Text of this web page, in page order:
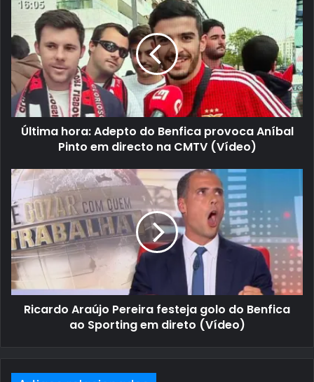
Última hora: Adepto do Benfica provoca Aníbal
Pinto em directo na CMTV (Vídeo)
Ricardo Araújo Pereira festeja golo do Benfica
ao Sporting em direto (Vídeo)